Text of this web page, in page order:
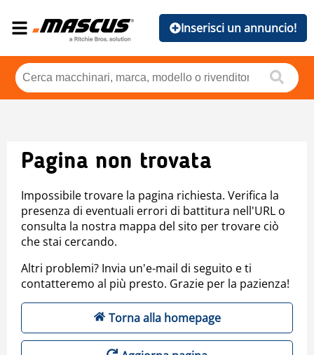
Inserisci un annuncio!
Pagina non trovata
Impossibile trovare la pagina richiesta. Verifica la
presenza di eventuali errori di battitura nell'URL o
consulta la nostra mappa del sito per trovare ciò
che stai cercando.
Altri problemi? Invia un'e-mail di seguito e ti
contatteremo al più presto. Grazie per la pazienza!
Torna alla homepage